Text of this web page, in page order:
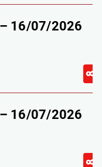
16/07/2026
16/07/2026